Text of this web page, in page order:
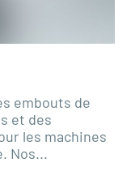
embouts de
et des
les machines
Nos...